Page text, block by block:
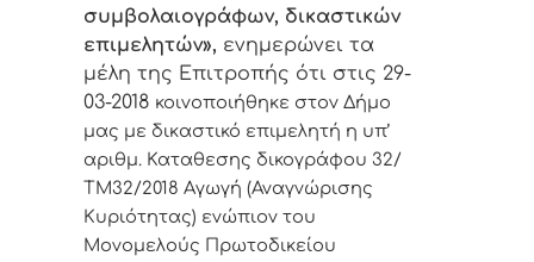
συμβολαιογράφων, δικαστικών
επιμελητών», ενημερώνει τα
μέλη της Επιτροπής ότι στις 29-
03-2018 κοινοποιήθηκε στον Δήμο
μας με δικαστικό επιμελητή η υπ’
αριθμ. Καταθεσης δικογράφου 32/
ΤΜ32/2018 Αγωγή (Αναγνώρισης
Κυριότητας) ενώπιον του
Μονομελούς Πρωτοδικείου